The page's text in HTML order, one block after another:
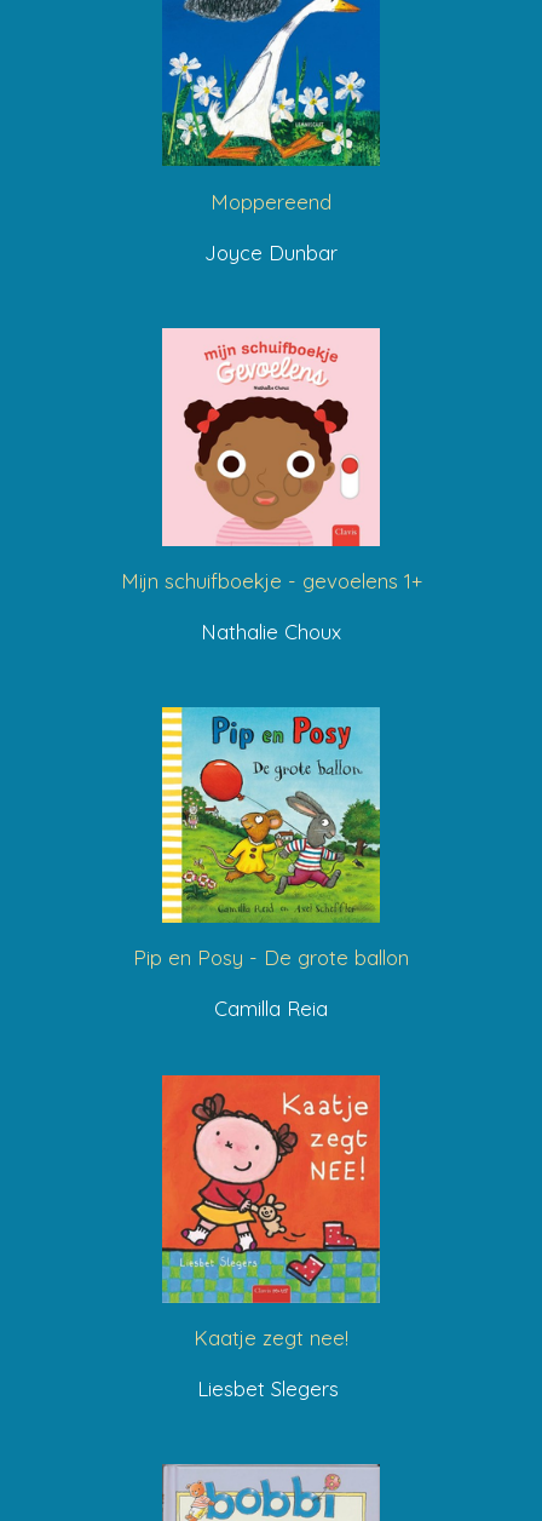
Moppereend
Joyce Dunbar
Mijn schuifboekje - gevoelens 1+
Nathalie Choux
Pip en Posy - De grote ballon
Camilla Reia
Kaatje zegt nee!
Liesbet Slegers